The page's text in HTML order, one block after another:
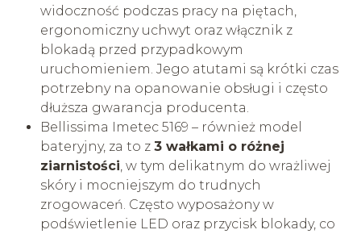
widoczność podczas pracy na piętach,
ergonomiczny uchwyt oraz włącznik z
blokadą przed przypadkowym
uruchomieniem. Jego atutami są krótki czas
potrzebny na opanowanie obsługi i często
dłuższa gwarancja producenta.
Bellissima Imetec 5169 – również model
bateryjny, za to z 3 wałkami o różnej
ziarnistości , w tym delikatnym do wrażliwej
skóry i mocniejszym do trudnych
zrogowaceń. Często wyposażony w
podświetlenie LED oraz przycisk blokady, co